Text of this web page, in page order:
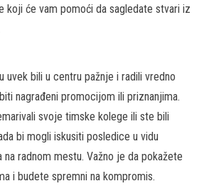
koji će vam pomoći da sagledate stvari iz
uvek bili u centru pažnje i radili vredno
nagrađeni promocijom ili priznanjima.
svoje timske kolege ili ste bili
bi mogli iskusiti posledice u vidu
na radnom mestu. Važno je da pokažete
i budete spremni na kompromis.